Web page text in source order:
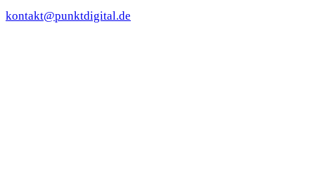
kontakt@punktdigital.de